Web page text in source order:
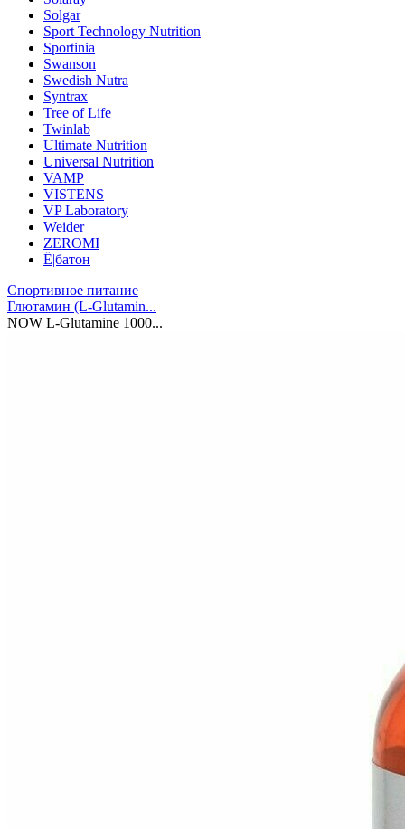
Solgar
Sport Technology Nutrition
Sportinia
Swanson
Swedish Nutra
Syntrax
Tree of Life
Twinlab
Ultimate Nutrition
Universal Nutrition
VAMP
VISTENS
VP Laboratory
Weider
ZEROMI
Ё|батон
Спортивное питание
Глютамин (L-Glutamin...
NOW L-Glutamine 1000...